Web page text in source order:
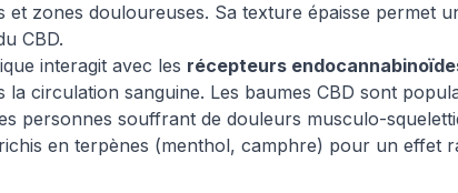
et zones douloureuses. Sa texture épaisse permet
CBD.
interagit avec les récepteurs
la circulation sanguine. Les baumes CBD sont
personnes souffrant de douleurs musculo-
en terpènes (menthol, camphre) pour un effet